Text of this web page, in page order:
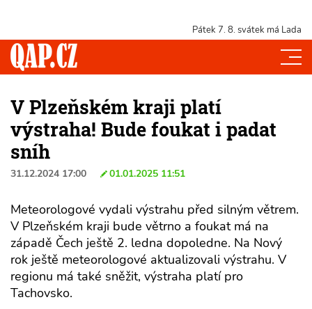
Pátek 7. 8. svátek má Lada
V Plzeňském kraji platí
výstraha! Bude foukat i padat
sníh
31.12.2024 17:00 01.01.2025 11:51
Meteorologové vydali výstrahu před silným větrem.
V Plzeňském kraji bude větrno a foukat má na
západě Čech ještě 2. ledna dopoledne. Na Nový
rok ještě meteorologové aktualizovali výstrahu. V
regionu má také sněžit, výstraha platí pro
Tachovsko.